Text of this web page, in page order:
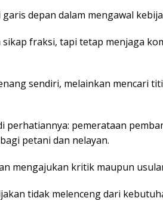
depan dalam mengawal
fraksi, tapi tetap menjaga
sendiri, melainkan mencari
perhatiannya: pemerataan
petani dan nelayan.
mengajukan kritik maupun
tidak melenceng dari